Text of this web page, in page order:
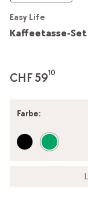
Kaffeetasse-Set
Easy Life
CHF 5910
Farbe: